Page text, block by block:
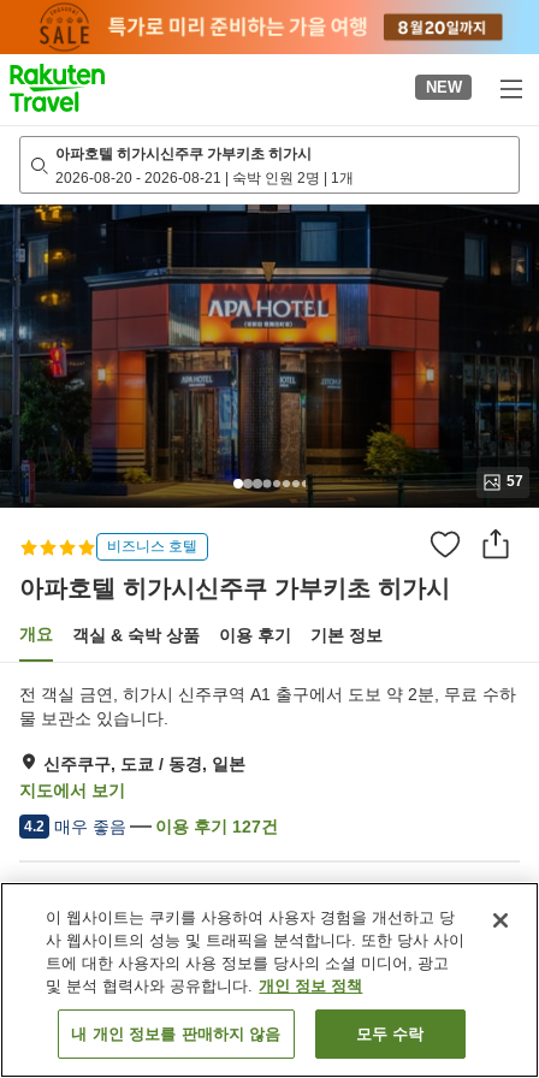
page
NEW
아파호텔 히가시신주쿠 가부키초 히가시
2026-08-20 - 2026-08-21 | 숙박 인원 2명 | 1개
57
비즈니스 호텔
아파호텔 히가시신주쿠 가부키초 히가시
개요 객실 & 숙박 상품 이용 후기 기본 정보
전 객실 금연, 히가시 신주쿠역 A1 출구에서 도보 약 2분, 무료 수하
물 보관소 있습니다.
신주쿠구, 도쿄 / 동경, 일본
지도에서 보기
4.2 매우 좋음 이용 후기 127건
스파 / 미용실
레스토랑
자동판매기
택배
일본 도쿄 / 동경
신주쿠구
아파호텔 히가시신주쿠 가부키초 히가시
객실 보기
이 웹사이트는 쿠키를 사용하여 사용자 경험을 개선하고 당
사 웹사이트의 성능 및 트래픽을 분석합니다. 또한 당사 사이
트에 대한 사용자의 사용 정보를 당사의 소셜 미디어, 광고
및 분석 협력사와 공유합니다. 개인 정보 정책
내 개인 정보를 판매하지 않음 모두 수락